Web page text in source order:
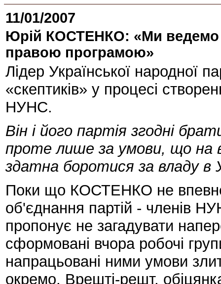
11/01/2007
Юрій КОСТЕНКО: «Ми ведемо
правою програмою»
Лідер Української народної
«скептиків» у процесі
НУНС.
Він і його партія згодні
проте лише за умови, що на
здатна боротися за владу в
Поки що КОСТЕНКО не
об'єднання партій - членів
пропонує не загадувати
сформовані вчора робочі
напрацьовані ними умови
окремо. Врешті-решт,